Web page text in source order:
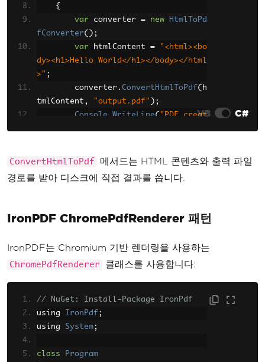
{
var converter = new
HtmlToPd
fConverter();
var htmlContent =
"<html><bo
dy><h1>Hello World</h1></body></html
>" ;
        converter
. ConvertHtmlToPdf( h
tmlContent , "output.pdf" );
Console
WriteLine( "PDF creat
VB C#
ConvertHtmlToPdf
메서드는 HTML 콘텐츠와 출력 파일
경로를 받아 디스크에 직접 결과를 씁니다.
IronPDF ChromePdfRenderer 패턴
IronPDF는 Chromium 기반 렌더링을 사용하는
ChromePdfRenderer 클래스를 사용합니다:
// NuGet: Install-Package IronPdf
using IronPdf ;
using System;
class
Program